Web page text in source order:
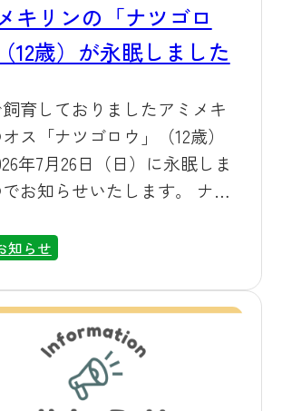
用ください。 上州富岡駅
出て、目の前が送迎バス乗り
日
ら9月27日（日）までの期間
ご利用状況を踏まえて継続
討してまいります。 運行本
日6往復、土日祝8往復とし、
間や9月の連休などの繁忙期
日も休日ダイヤで運行いたし
高
の発着時刻にあわせて設定
都心や高崎方面から
乗り継いでお越しになる場合
スムーズにご利用いただけま
キリンの「ナツゴロ
12歳）が永眠しました
育しておりましたアミメキ
ス「ナツゴロウ」（12歳）
年7月26日（日）に永眠しま
お知らせいたします。 ナツ
に群馬サファリに来ました。ア
る存在として、長年多くの
に親しまれてまいりました。
でナツゴロウを可愛がってく
た皆様に、心より御礼申し上
知らせ